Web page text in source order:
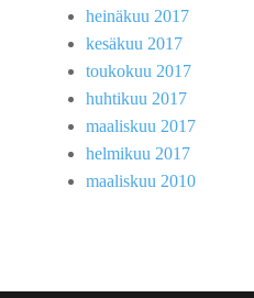
heinäkuu 2017
kesäkuu 2017
toukokuu 2017
huhtikuu 2017
maaliskuu 2017
helmikuu 2017
maaliskuu 2010